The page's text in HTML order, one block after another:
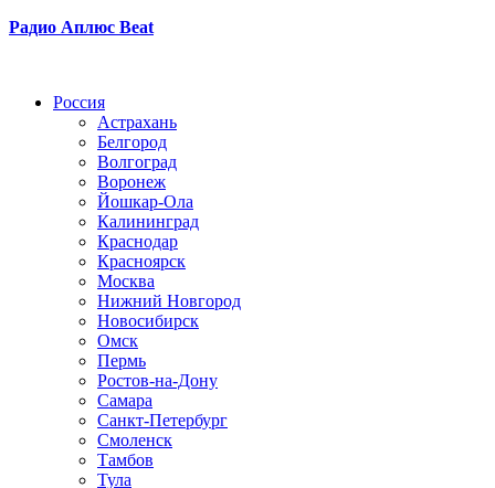
Радио Аплюс Beat
Россия
Астрахань
Белгород
Волгоград
Воронеж
Йошкар-Ола
Калининград
Краснодар
Красноярск
Москва
Нижний Новгород
Новосибирск
Омск
Пермь
Ростов-на-Дону
Самара
Санкт-Петербург
Смоленск
Тамбов
Тула